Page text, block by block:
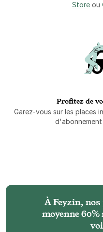
Storeou
Profitez de
Garez-vous sur les places
À Feyzin,
moyenne